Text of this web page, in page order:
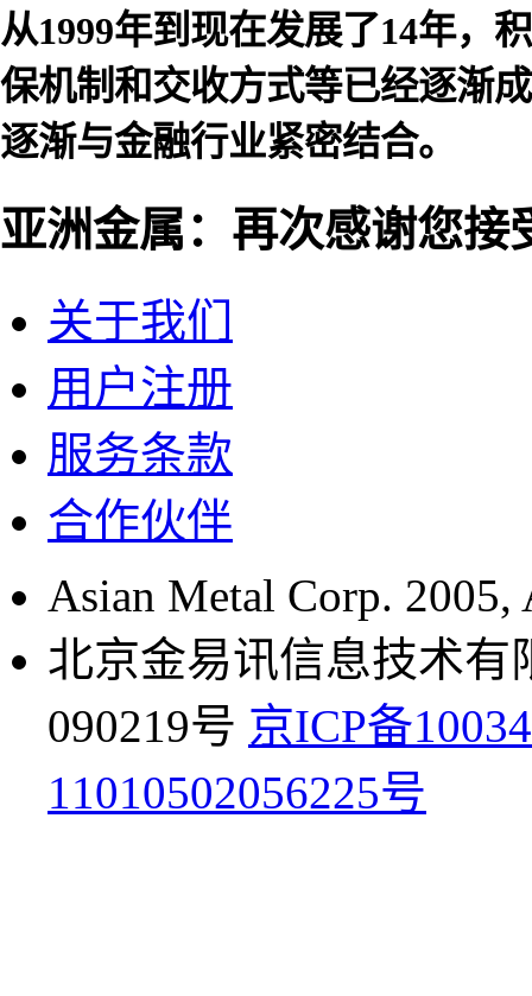
从1999年到现在发展了14年，
保机制和交收方式等已经逐渐
逐渐与金融行业紧密结合。
亚洲金属：再次感谢您接
关于我们
用户注册
服务条款
合作伙伴
Asian Metal Corp. 2005,
北京金易讯信息技术有
090219号 京ICP备
11010502056225号